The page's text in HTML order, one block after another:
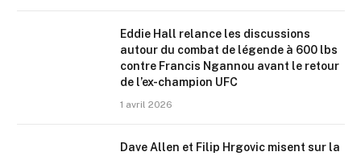
Eddie Hall relance les discussions
autour du combat de légende à 600 lbs
contre Francis Ngannou avant le retour
de l’ex-champion UFC
1 avril 2026
Dave Allen et Filip Hrgovic misent sur la